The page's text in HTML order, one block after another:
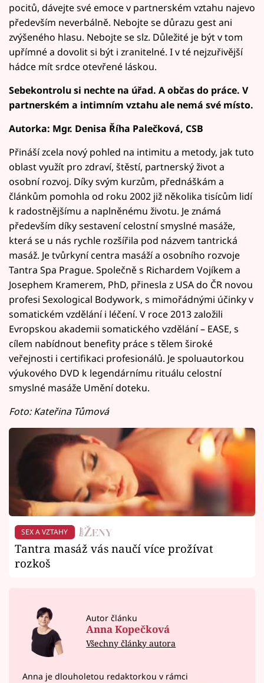
pocitů, dávejte své emoce v partnerském vztahu najevo
především neverbálně. Nebojte se důrazu gest ani
zvýšeného hlasu. Nebojte se slz. Důležité je být v tom
upřímné a dovolit si být i zranitelné. I v té nejzuřivější
hádce mít srdce otevřené láskou.
Sebekontrolu si nechte na úřad. A občas do práce. V
partnerském a intimním vztahu ale nemá své místo.
Autorka: Mgr. Denisa Říha Palečková, CSB
Přináší zcela nový pohled na intimitu a metody, jak tuto
oblast využít pro zdraví, štěstí, partnerský život a
osobní rozvoj. Díky svým kurzům, přednáškám a
článkům pomohla od roku 2002 již několika tisícům lidí
k radostnějšímu a naplněnému životu. Je známá
především díky sestavení celostní smyslné masáže,
která se u nás rychle rozšířila pod názvem tantrická
masáž. Je tvůrkyní centra masáží a osobního rozvoje
Tantra Spa Prague. Společně s Richardem Vojíkem a
Josephem Kramerem, PhD, přinesla z USA do ČR novou
profesi Sexological Bodywork, s mimořádnými účinky v
somatickém vzdělání i léčení. V roce 2013 založili
Evropskou akademii somatického vzdělání – EASE, s
cílem nabídnout benefity práce s tělem široké
veřejnosti i certifikaci profesionálů. Je spoluautorkou
výukového DVD k legendárnímu rituálu celostní
smyslné masáže Umění doteku.
Foto: Kateřina Tůmová
SEX A VZTAHY
Tantra masáž vás naučí více prožívat
rozkoš
Autor článku
Anna Kopečková
Všechny články autora
Anna je dlouholetou redaktorkou v rámci